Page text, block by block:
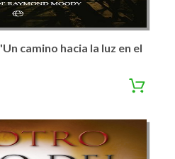
camino hacia la luz en el